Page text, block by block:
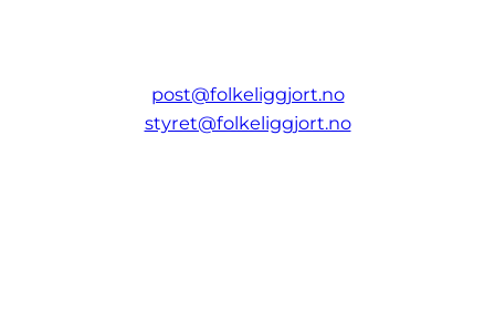
post@folkeliggjort.no
styret@folkeliggjort.no